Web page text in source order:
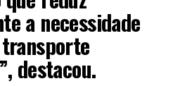
a necessidade
destacou.